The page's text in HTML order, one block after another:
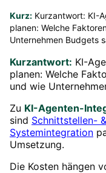
Kurz: Kurzantwort: KI-
planen: Welche
Unternehmen Budgets
Kurzantwort: KI-
planen: Welche
und wie
Zu KI-Agenten-
sind Schnittstellen-
Systemintegration
Umsetzung.
Die Kosten hängen